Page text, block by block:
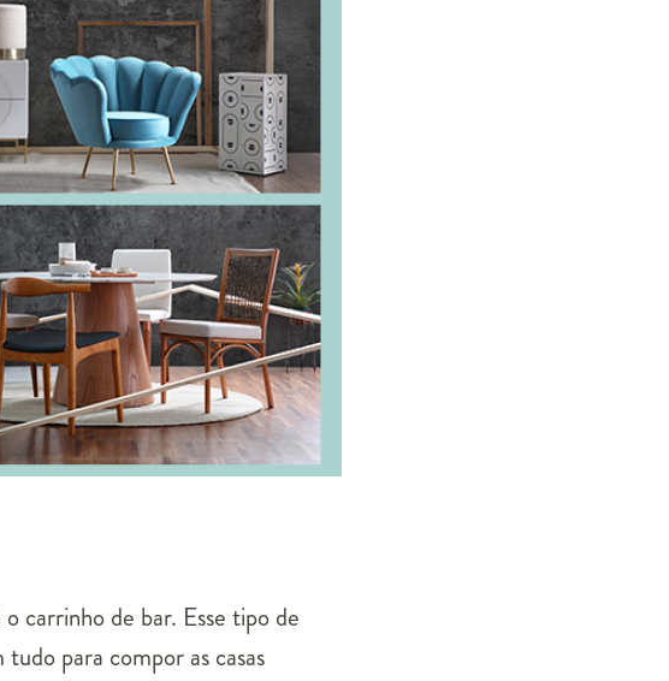
carrinho de bar. Esse tipo de
para compor as casas